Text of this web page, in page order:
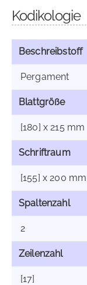
Kodikologie
Beschreibstoff
Pergament
Blattgröße
[180] x 215 mm
Schriftraum
[155] x 200 mm
Spaltenzahl
2
Zeilenzahl
[17]